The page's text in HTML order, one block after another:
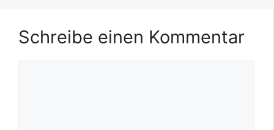
Schreibe einen Kommentar